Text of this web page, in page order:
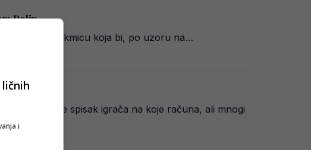
Polju
– utakmicu koja bi, po uzoru na…
objavio je spisak igrača na koje računa, ali mnogi
ličnih
i